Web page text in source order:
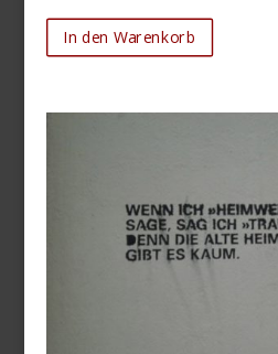
In den Warenkorb